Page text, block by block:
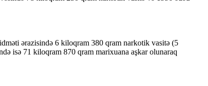
ərazisində 6 kiloqram 380 qram narkotik vasitə (5
isə 71 kiloqram 870 qram marixuana aşkar olunaraq